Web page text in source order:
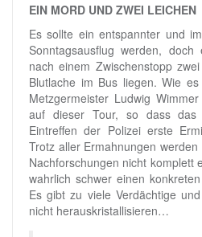
EIN MORD UND ZWEI LEICHEN
Es sollte ein entspannter und
Sonntagsausflug werden,
nach einem Zwischenstopp
Blutlache im Bus liegen. Wie
Metzgermeister Ludwig
auf dieser Tour, so dass das
Eintreffen der Polizei erste
Trotz aller Ermahnungen
Nachforschungen nicht komplett
wahrlich schwer einen
Es gibt zu viele Verdächtige
nicht herauskristallisieren…